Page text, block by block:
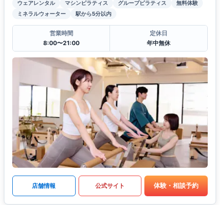
ウェアレンタル マシンピラティス グループピラティス
無料体験
ミネラルウォーター
駅から5分以内
営業時間
8:00〜21:00
定休日
年中無休
店舗情報 公式サイト 体験・相談予約